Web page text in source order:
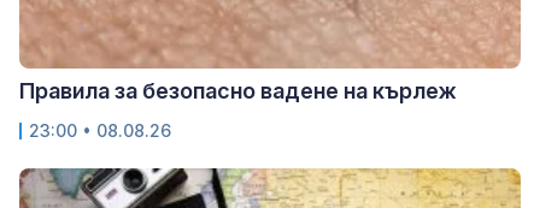
Правила за безопасно вадене на кърлеж
23:00 • 08.08.26